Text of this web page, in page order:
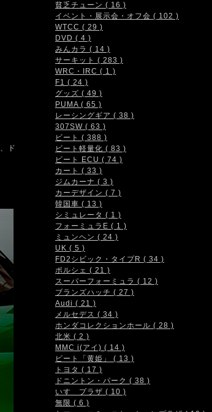
ド
貧乏チューン ( 16 )
イベント・展示会・オフ会 ( 102 )
WTCC ( 29 )
DVD ( 4 )
みんカラ ( 14 )
サーキット ( 283 )
WRC・IRC ( 1 )
F1 ( 24 )
グッズ ( 49 )
PUMA ( 65 )
レーシングギア ( 38 )
307SW ( 63 )
ビート ( 388 )
ビート軽量化 ( 83 )
ビート ECU ( 74 )
カート ( 33 )
ジムカーナ ( 3 )
カーデザイン ( 7 )
韓国車 ( 13 )
シミュレータ ( 1 )
フォーミュラE ( 1 )
ミュンヘン ( 24 )
UK ( 5 )
FD2シビック・タイプR ( 34 )
ポルシェ ( 21 )
スーパーフォーミュラ ( 12 )
ブランズハッチ ( 27 )
Audi ( 21 )
メルセデス ( 34 )
ホンダコレクションホール ( 28 )
北米 ( 2 )
MMC i(アイ) ( 14 )
ビート「黄姫」 ( 13 )
トヨタ ( 17 )
ドニントン・パーク ( 38 )
いすゞプラザ ( 10 )
無限 ( 6 )